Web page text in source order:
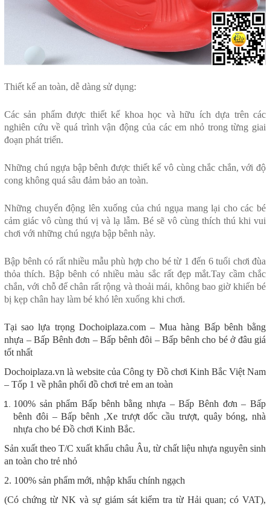
Thiết kế an toàn, dễ dàng sử dụng:
Các sản phẩm được thiết kế khoa học và hữu ích dựa trên các
nghiên cứu về quá trình vận động của các em nhỏ trong từng giai
đoạn phát triển.
Những chú ngựa bập bênh được thiết kế vô cùng chắc chắn, với độ
cong không quá sâu đảm bảo an toàn.
Những chuyển động lên xuống của chú ngụa mang lại cho các bé
cảm giác vô cùng thú vị và lạ lẫm. Bé sẽ vô cùng thích thú khi vui
chơi với những chú ngựa bập bênh này.
Bập bênh có rất nhiều mẫu phù hợp cho bé từ 1 đến 6 tuổi chơi đùa
thỏa thích. Bập bênh có nhiều màu sắc rất đẹp mắt.Tay cầm chắc
chắn, với chỗ để chân rất rộng và thoải mái, không bao giờ khiến bé
bị kẹp chân hay làm bé khó lên xuống khi chơi.
Tại sao lựa trọng Dochoiplaza.com – Mua hàng Bấp bênh bằng
nhựa – Bấp Bênh đơn – Bấp bênh đôi – Bấp bênh cho bé ở đâu giá
tốt nhất
Dochoiplaza.vn là website của Công ty Đồ chơi Kinh Bắc Việt Nam
– Tốp 1 về phân phối đồ chơi trẻ em an toàn
100% sản phẩm Bấp bênh bằng nhựa – Bấp Bênh đơn – Bấp
bênh đôi – Bấp bênh ,Xe trượt dốc cầu trượt, quây bóng, nhà
nhựa cho bé Đồ chơi Kinh Bắc.
Sản xuất theo T/C xuất khẩu châu Âu, từ chất liệu nhựa nguyên sinh
an toàn cho trẻ nhỏ
2. 100% sản phẩm mới, nhập khẩu chính ngạch
(Có chứng từ NK và sự giám sát kiểm tra từ Hải quan; có VAT),